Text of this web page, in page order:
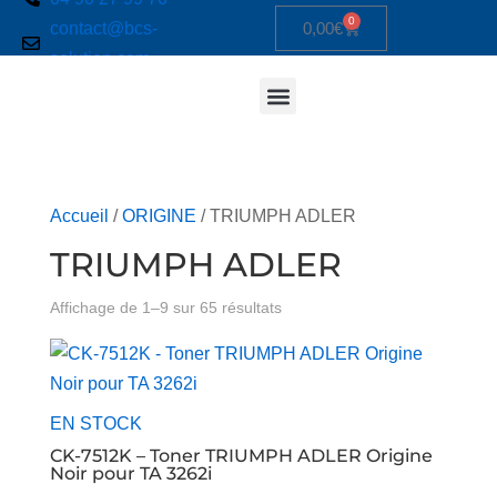
contact@bcs-
solution.com
0,00€ 0
Accueil /ORIGINE / TRIUMPH ADLER
TRIUMPH ADLER
Affichage de 1–9 sur 65 résultats
EN STOCK
CK-7512K – Toner TRIUMPH ADLER Origine
Noir pour TA 3262i